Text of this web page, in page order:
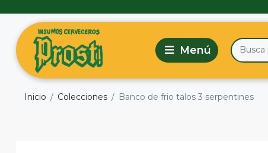
Inicio Colecciones Banco de frio talos 3 serpentines